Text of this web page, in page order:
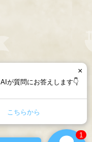
AIが質問にお答えします👇
こちらから
×
1